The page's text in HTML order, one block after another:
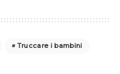
Truccare i bambini